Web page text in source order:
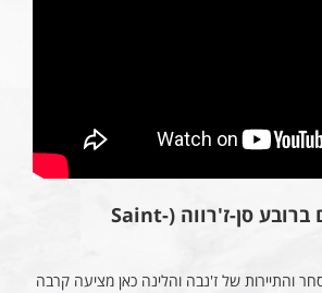
מלונות מומלצים ברובע סן-ז'רווה (Saint-
והתיירות של ז'נבה והלינה כאן מציעה קרבה